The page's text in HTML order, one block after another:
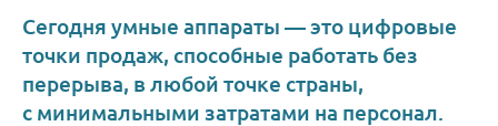
Сегодня умные аппараты — это цифровые
точки продаж, способные работать без
перерыва, в любой точке страны,
с минимальными затратами на персонал.